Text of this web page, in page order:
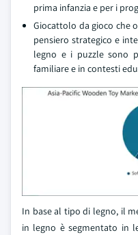
prima infanzia e per i
Giocattolo da gioco che
pensiero strategico e
legno e i puzzle sono
familiare e in contesti
In base al tipo di legno, il
in legno è segmentato in